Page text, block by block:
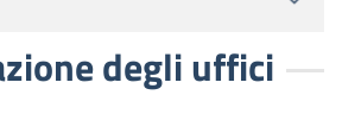
degli uffici